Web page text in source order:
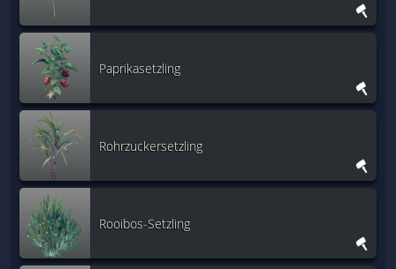
Paprikasetzling
Rohrzuckersetzling
Rooibos-Setzling